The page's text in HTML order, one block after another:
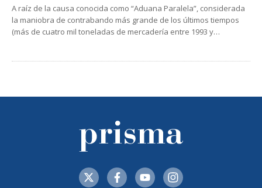
A raíz de la causa conocida como “Aduana Paralela”, considerada
la maniobra de contrabando más grande de los últimos tiempos
(más de cuatro mil toneladas de mercadería entre 1993 y…